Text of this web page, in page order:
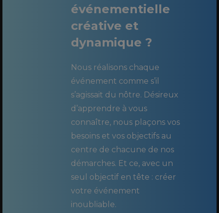
événementielle
créative et
dynamique ?
Nous réalisons chaque
événement comme s’il
s’agissait du nôtre. Désireux
d’apprendre à vous
connaître, nous plaçons vos
besoins et vos objectifs au
centre de chacune de nos
démarches. Et ce, avec un
seul objectif en tête : créer
votre événement
inoubliable.